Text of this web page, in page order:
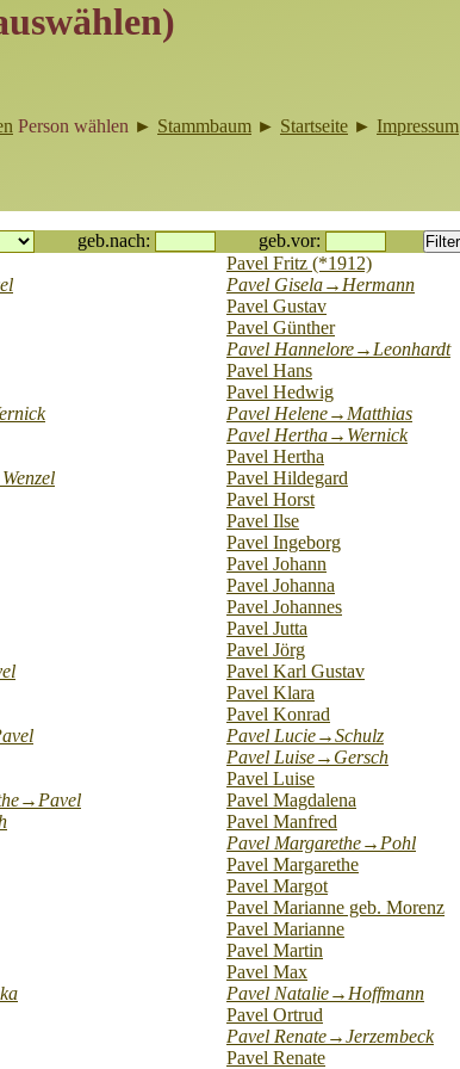
Person wählen ► Stammbaum ► Startseite ► Impressum
geb.nach: geb.vor:
Pavel Fritz (*1912)
Pavel Gisela→Hermann
Pavel Gustav
Pavel Günther
Pavel Hannelore→Leonhardt
Pavel Hans
Pavel Hedwig
Pavel Helene→Matthias
Pavel Hertha→Wernick
Pavel Hertha
Pavel Hildegard
Pavel Horst
Pavel Ilse
Pavel Ingeborg
Pavel Johann
Pavel Johanna
Pavel Johannes
Pavel Jutta
Pavel Jörg
Pavel Karl Gustav
Pavel Klara
Pavel Konrad
Pavel Lucie→Schulz
Pavel Luise→Gersch
Pavel Luise
Pavel Magdalena
Pavel Manfred
Pavel Margarethe→Pohl
Pavel Margarethe
Pavel Margot
Pavel Marianne geb. Morenz
Pavel Marianne
Pavel Martin
Pavel Max
Pavel Natalie→Hoffmann
Pavel Ortrud
Pavel Renate→Jerzembeck
Pavel Renate